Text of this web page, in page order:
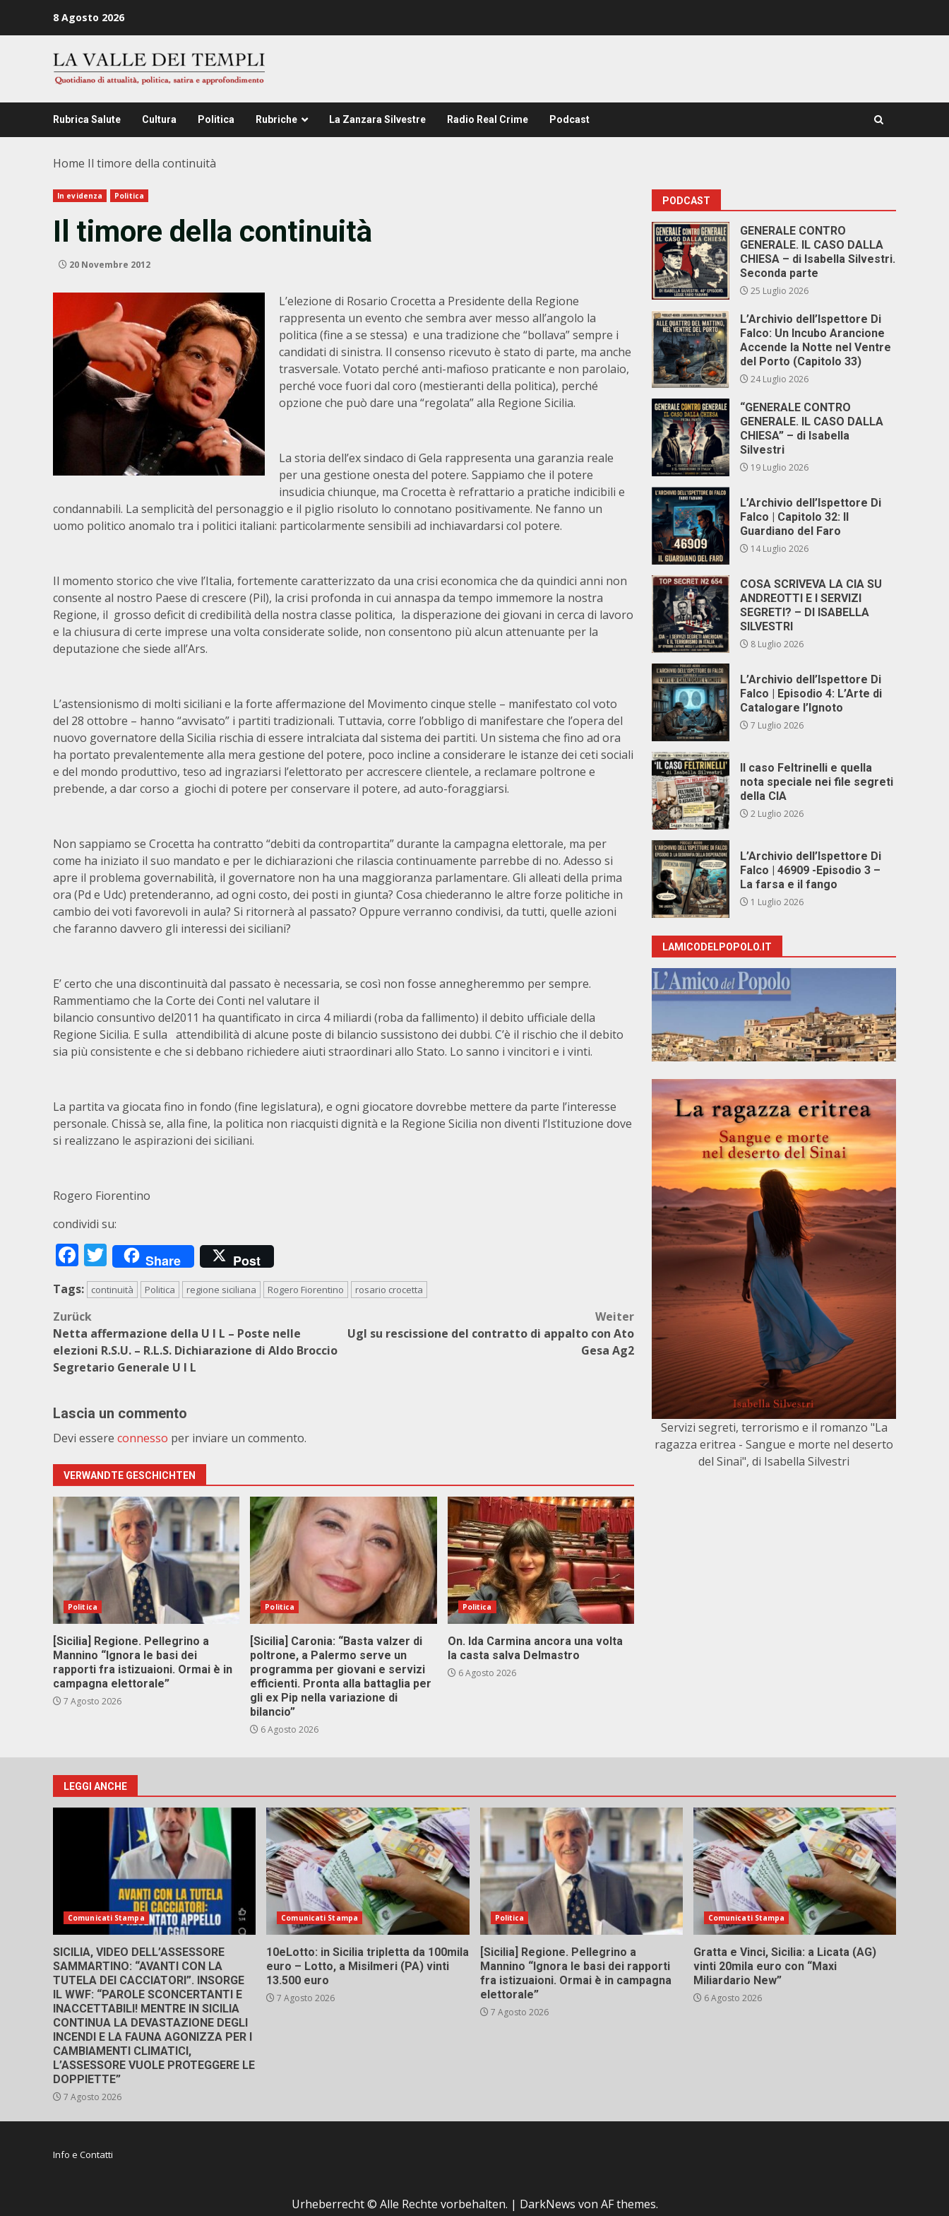
8 Agosto 2026
Rubrica Salute Cultura Politica Rubriche La Zanzara Silvestre Radio Real Crime Podcast
Home Il timore della continuità
In evidenza Politica
Il timore della continuità
20 Novembre 2012
L’elezione di Rosario Crocetta a Presidente della Regione
rappresenta un evento che sembra aver messo all’angolo la
politica (fine a se stessa) e una tradizione che “bollava” sempre i
candidati di sinistra. Il consenso ricevuto è stato di parte, ma anche
trasversale. Votato perché anti-mafioso praticante e non parolaio,
perché voce fuori dal coro (mestieranti della politica), perché
opzione che può dare una “regolata” alla Regione Sicilia.
La storia dell’ex sindaco di Gela rappresenta una garanzia reale
per una gestione onesta del potere. Sappiamo che il potere
insudicia chiunque, ma Crocetta è refrattario a pratiche indicibili e
condannabili. La semplicità del personaggio e il piglio risoluto lo connotano positivamente. Ne fanno un
uomo politico anomalo tra i politici italiani: particolarmente sensibili ad inchiavardarsi col potere.
Il momento storico che vive l’Italia, fortemente caratterizzato da una crisi economica che da quindici anni non
consente al nostro Paese di crescere (Pil), la crisi profonda in cui annaspa da tempo immemore la nostra
Regione, il grosso deficit di credibilità della nostra classe politica, la disperazione dei giovani in cerca di lavoro
e la chiusura di certe imprese una volta considerate solide, non consentono più alcun attenuante per la
deputazione che siede all’Ars.
L’astensionismo di molti siciliani e la forte affermazione del Movimento cinque stelle – manifestato col voto
del 28 ottobre – hanno “avvisato” i partiti tradizionali. Tuttavia, corre l’obbligo di manifestare che l’opera del
nuovo governatore della Sicilia rischia di essere intralciata dal sistema dei partiti. Un sistema che fino ad ora
ha portato prevalentemente alla mera gestione del potere, poco incline a considerare le istanze dei ceti sociali
e del mondo produttivo, teso ad ingraziarsi l’elettorato per accrescere clientele, a reclamare poltrone e
prebende, a dar corso a giochi di potere per conservare il potere, ad auto-foraggiarsi.
Non sappiamo se Crocetta ha contratto “debiti da contropartita” durante la campagna elettorale, ma per
come ha iniziato il suo mandato e per le dichiarazioni che rilascia continuamente parrebbe di no. Adesso si
apre il problema governabilità, il governatore non ha una maggioranza parlamentare. Gli alleati della prima
ora (Pd e Udc) pretenderanno, ad ogni costo, dei posti in giunta? Cosa chiederanno le altre forze politiche in
cambio dei voti favorevoli in aula? Si ritornerà al passato? Oppure verranno condivisi, da tutti, quelle azioni
che faranno davvero gli interessi dei siciliani?
E’ certo che una discontinuità dal passato è necessaria, se così non fosse annegheremmo per sempre.
Rammentiamo che la Corte dei Conti nel valutare il
bilancio consuntivo del2011 ha quantificato in circa 4 miliardi (roba da fallimento) il debito ufficiale della
Regione Sicilia. E sulla attendibilità di alcune poste di bilancio sussistono dei dubbi. C’è il rischio che il debito
sia più consistente e che si debbano richiedere aiuti straordinari allo Stato. Lo sanno i vincitori e i vinti.
La partita va giocata fino in fondo (fine legislatura), e ogni giocatore dovrebbe mettere da parte l’interesse
personale. Chissà se, alla fine, la politica non riacquisti dignità e la Regione Sicilia non diventi l’Istituzione dove
si realizzano le aspirazioni dei siciliani.
Rogero Fiorentino
condividi su:
Facebook
Twitter
Share Post
Tags: continuità Politica regione siciliana Rogero Fiorentino rosario crocetta
Beitragsnavigation
Zurück
Netta affermazione della U I L – Poste nelle
elezioni R.S.U. – R.L.S. Dichiarazione di Aldo Broccio
Segretario Generale U I L
Weiter
Ugl su rescissione del contratto di appalto con Ato
Gesa Ag2
Lascia un commento
Devi essere connesso per inviare un commento.
VERWANDTE GESCHICHTEN
Politica
[Sicilia] Regione. Pellegrino a
Mannino “Ignora le basi dei
rapporti fra istizuaioni. Ormai è in
campagna elettorale”
7 Agosto 2026
Politica
[Sicilia] Caronia: “Basta valzer di
poltrone, a Palermo serve un
programma per giovani e servizi
efficienti. Pronta alla battaglia per
gli ex Pip nella variazione di
bilancio”
6 Agosto 2026
Politica
On. Ida Carmina ancora una volta
la casta salva Delmastro
6 Agosto 2026
PODCAST
GENERALE CONTRO
GENERALE. IL CASO DALLA
CHIESA – di Isabella Silvestri.
Seconda parte
25 Luglio 2026
L’Archivio dell’Ispettore Di
Falco: Un Incubo Arancione
Accende la Notte nel Ventre
del Porto (Capitolo 33)
24 Luglio 2026
“GENERALE CONTRO
GENERALE. IL CASO DALLA
CHIESA” – di Isabella
Silvestri
19 Luglio 2026
L’Archivio dell’Ispettore Di
Falco | Capitolo 32: Il
Guardiano del Faro
14 Luglio 2026
COSA SCRIVEVA LA CIA SU
ANDREOTTI E I SERVIZI
SEGRETI? – DI ISABELLA
SILVESTRI
8 Luglio 2026
L’Archivio dell’Ispettore Di
Falco | Episodio 4: L’Arte di
Catalogare l’Ignoto
7 Luglio 2026
Il caso Feltrinelli e quella
nota speciale nei file segreti
della CIA
2 Luglio 2026
L’Archivio dell’Ispettore Di
Falco | 46909 -Episodio 3 –
La farsa e il fango
1 Luglio 2026
LAMICODELPOPOLO.IT
Servizi segreti, terrorismo e il romanzo "La
ragazza eritrea - Sangue e morte nel deserto
del Sinai", di Isabella Silvestri
LEGGI ANCHE
Comunicati Stampa
SICILIA, VIDEO DELL’ASSESSORE
SAMMARTINO: “AVANTI CON LA
TUTELA DEI CACCIATORI”. INSORGE
IL WWF: “PAROLE SCONCERTANTI E
INACCETTABILI! MENTRE IN SICILIA
CONTINUA LA DEVASTAZIONE DEGLI
INCENDI E LA FAUNA AGONIZZA PER I
CAMBIAMENTI CLIMATICI,
L’ASSESSORE VUOLE PROTEGGERE LE
DOPPIETTE”
7 Agosto 2026
Comunicati Stampa
10eLotto: in Sicilia tripletta da 100mila
euro – Lotto, a Misilmeri (PA) vinti
13.500 euro
7 Agosto 2026
Politica
[Sicilia] Regione. Pellegrino a
Mannino “Ignora le basi dei rapporti
fra istizuaioni. Ormai è in campagna
elettorale”
7 Agosto 2026
Comunicati Stampa
Gratta e Vinci, Sicilia: a Licata (AG)
vinti 20mila euro con “Maxi
Miliardario New”
6 Agosto 2026
Info e Contatti
Urheberrecht © Alle Rechte vorbehalten. | DarkNews von AF themes.